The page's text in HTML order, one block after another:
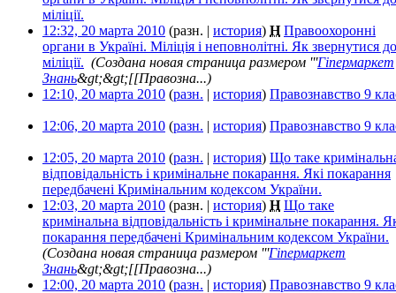
міліції.
12:32, 20 марта 2010 (разн. | история) Н Правоохоронні
органи в Україні. Міліція і неповнолітні. Як звернутися до
міліції. (Создана новая страница размером '''Гіпермаркет
Знань&gt;&gt;[[Правозна...)
12:10, 20 марта 2010 (разн. | история) Правознавство 9
12:06, 20 марта 2010 (разн. | история) Правознавство 9
12:05, 20 марта 2010 (разн. | история) Що таке
відповідальність і кримінальне покарання. Які покарання
передбачені Кримінальним кодексом України.
12:03, 20 марта 2010 (разн. | история) Н Що таке
кримінальна відповідальність і кримінальне покарання.
покарання передбачені Кримінальним кодексом України.
(Создана новая страница размером '''Гіпермаркет
Знань&gt;&gt;[[Правозна...)
12:00, 20 марта 2010 (разн. | история) Правознавство 9